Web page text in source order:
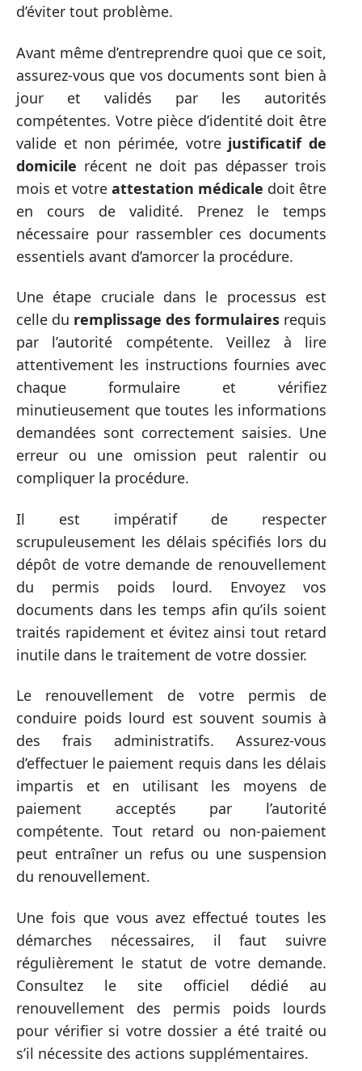
d’éviter tout problème.
Avant même d’entreprendre quoi que ce soit,
assurez-vous que vos documents sont bien à
jour et validés par les autorités
compétentes. Votre pièce d’identité doit être
valide et non périmée, votre justificatif de
domicile récent ne doit pas dépasser trois
mois et votre attestation médicale doit être
en cours de validité. Prenez le temps
nécessaire pour rassembler ces documents
essentiels avant d’amorcer la procédure.
Une étape cruciale dans le processus est
celle du remplissage des formulaires requis
par l’autorité compétente. Veillez à lire
attentivement les instructions fournies avec
chaque formulaire et vérifiez
minutieusement que toutes les informations
demandées sont correctement saisies. Une
erreur ou une omission peut ralentir ou
compliquer la procédure.
Il est impératif de respecter
scrupuleusement les délais spécifiés lors du
dépôt de votre demande de renouvellement
du permis poids lourd. Envoyez vos
documents dans les temps afin qu’ils soient
traités rapidement et évitez ainsi tout retard
inutile dans le traitement de votre dossier.
Le renouvellement de votre permis de
conduire poids lourd est souvent soumis à
des frais administratifs. Assurez-vous
d’effectuer le paiement requis dans les délais
impartis et en utilisant les moyens de
paiement acceptés par l’autorité
compétente. Tout retard ou non-paiement
peut entraîner un refus ou une suspension
du renouvellement.
Une fois que vous avez effectué toutes les
démarches nécessaires, il faut suivre
régulièrement le statut de votre demande.
Consultez le site officiel dédié au
renouvellement des permis poids lourds
pour vérifier si votre dossier a été traité ou
s’il nécessite des actions supplémentaires.